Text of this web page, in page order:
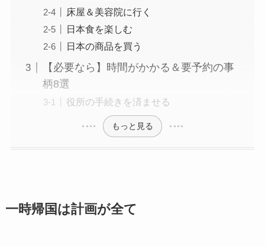
床屋＆美容院に行く
日本食を楽しむ
日本の商品を買う
【必要なら】時間がかかる＆要予約の事
柄8選
役所の手続きを済ませる
もっと見る
一時帰国は計画が全て